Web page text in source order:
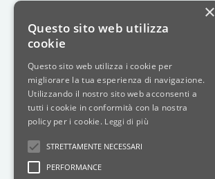
×
Questo sito web utilizza
cookie
Questo sito web utilizza i cookie per
migliorare la tua esperienza di navigazione.
Utilizzando il nostro sito web acconsenti a
tutti i cookie in conformità con la nostra
policy per i cookie. Leggi di più
STRETTAMENTE NECESSARI
PERFORMANCE